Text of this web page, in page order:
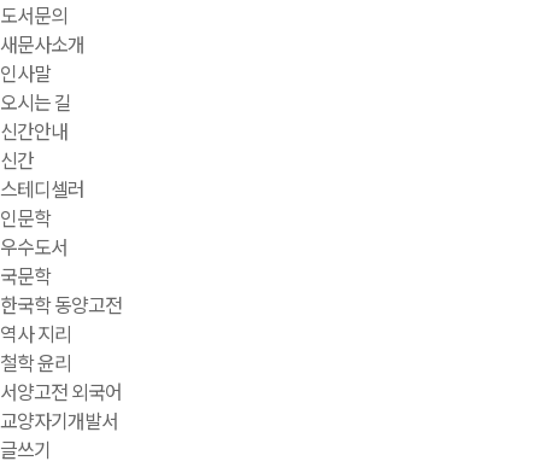
도서문의
새문사소개
인사말
오시는 길
신간안내
신간
스테디셀러
인문학
우수도서
국문학
한국학 동양고전
역사 지리
철학 윤리
서양고전 외국어
교양자기개발서
글쓰기